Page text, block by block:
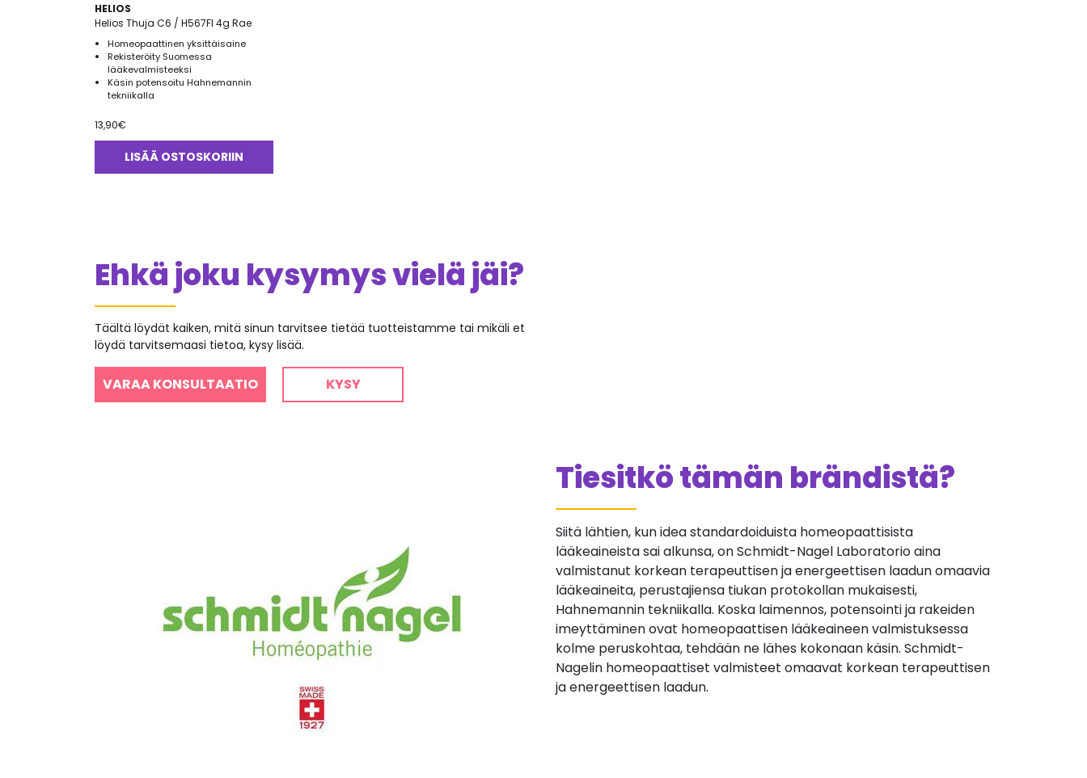
HELIOS
Helios Thuja C6 / H567FI 4g Rae
Homeopaattinen yksittäisaine
Rekisteröity Suomessa
lääkevalmisteeksi
Käsin potensoitu Hahnemannin
tekniikalla
13,90€
LISÄÄ OSTOSKORIIN
Ehkä joku kysymys vielä jäi?
Täältä löydät kaiken, mitä sinun tarvitsee tietää tuotteistamme tai mikäli et
löydä tarvitsemaasi tietoa, kysy lisää.
VARAA KONSULTAATIO KYSY
Tiesitkö tämän brändistä?
Siitä lähtien, kun idea standardoiduista homeopaattisista
lääkeaineista sai alkunsa, on Schmidt-Nagel Laboratorio aina
valmistanut korkean terapeuttisen ja energeettisen laadun omaavia
lääkeaineita, perustajiensa tiukan protokollan mukaisesti,
Hahnemannin tekniikalla. Koska laimennos, potensointi ja rakeiden
imeyttäminen ovat homeopaattisen lääkeaineen valmistuksessa
kolme peruskohtaa, tehdään ne lähes kokonaan käsin. Schmidt-
Nagelin homeopaattiset valmisteet omaavat korkean terapeuttisen
ja energeettisen laadun.